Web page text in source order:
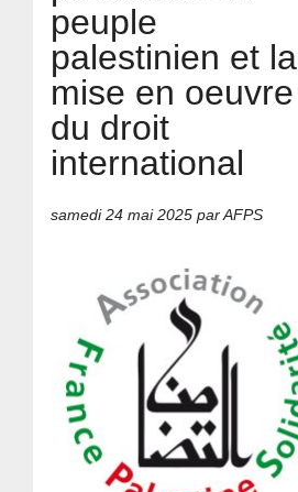
peuple
palestinien et la
mise en oeuvre
du droit
international
samedi 24 mai 2025 par AFPS